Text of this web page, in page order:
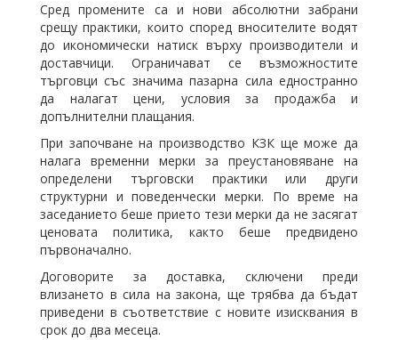
Сред промените са и нови абсолютни забрани
срещу практики, които според вносителите водят
до икономически натиск върху производители и
доставчици. Ограничават се възможностите
търговци със значима пазарна сила едностранно
да налагат цени, условия за продажба и
допълнителни плащания.
При започване на производство КЗК ще може да
налага временни мерки за преустановяване на
определени търговски практики или други
структурни и поведенчески мерки. По време на
заседанието беше прието тези мерки да не засягат
ценовата политика, както беше предвидено
първоначално.
Договорите за доставка, сключени преди
влизането в сила на закона, ще трябва да бъдат
приведени в съответствие с новите изисквания в
срок до два месеца.